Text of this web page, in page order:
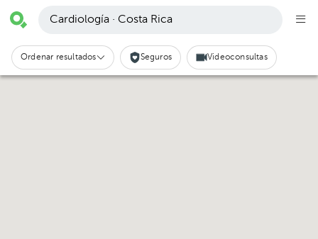
Cardiología · Costa Rica
Ordenar resultados Seguros Videoconsultas